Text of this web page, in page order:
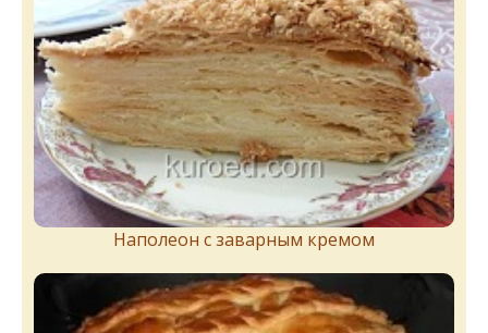
Наполеон с заварным кремом